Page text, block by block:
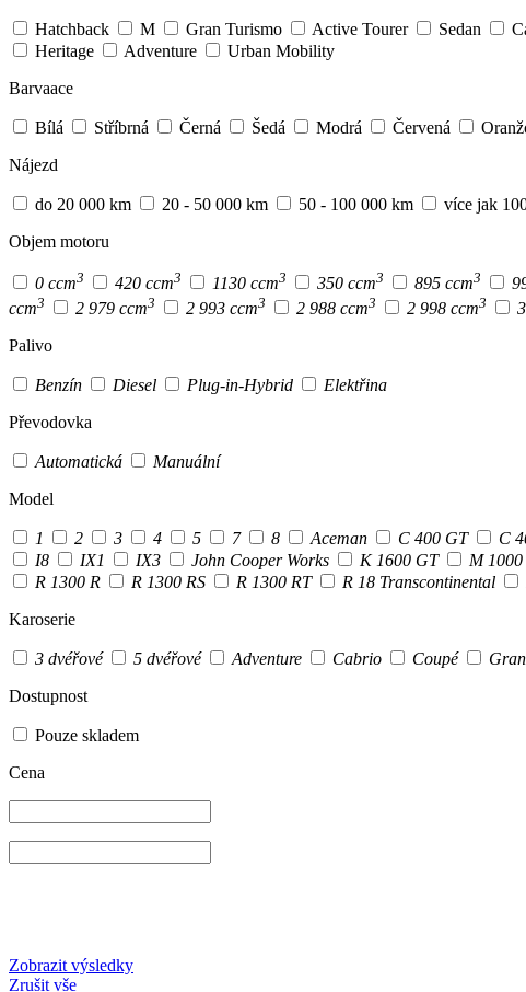
Hatchback M Gran Turismo Active Tourer Sedan
Heritage
Adventure
Urban Mobility
Barvaace
Bílá Stříbrná Černá Šedá Modrá Červená
Nájezd
do 20 000 km 20 - 50 000 km 50 - 100 000 km
více jak
Objem motoru
0 ccm3 420 ccm3 1130 ccm3 350 ccm3 895 ccm3
ccm3 2 979 ccm3 2 993 ccm3 2 988 ccm3 2 998 ccm3
Palivo
Benzín Diesel Plug-in-Hybrid
Elektřina
Převodovka
Automatická
Manuální
Model
1 2 3 4 5 7 8 Aceman C 400 GT C
I8
IX1 IX3 John Cooper Works K 1600 GT M 1000
R 1300 R
R 1300 RS R 1300 RT R 18 Transcontinental
Karoserie
3 dvéřové 5 dvéřové Adventure Cabrio Coupé
Dostupnost
Pouze skladem
Cena
Zobrazit výsledky
Zrušit vše